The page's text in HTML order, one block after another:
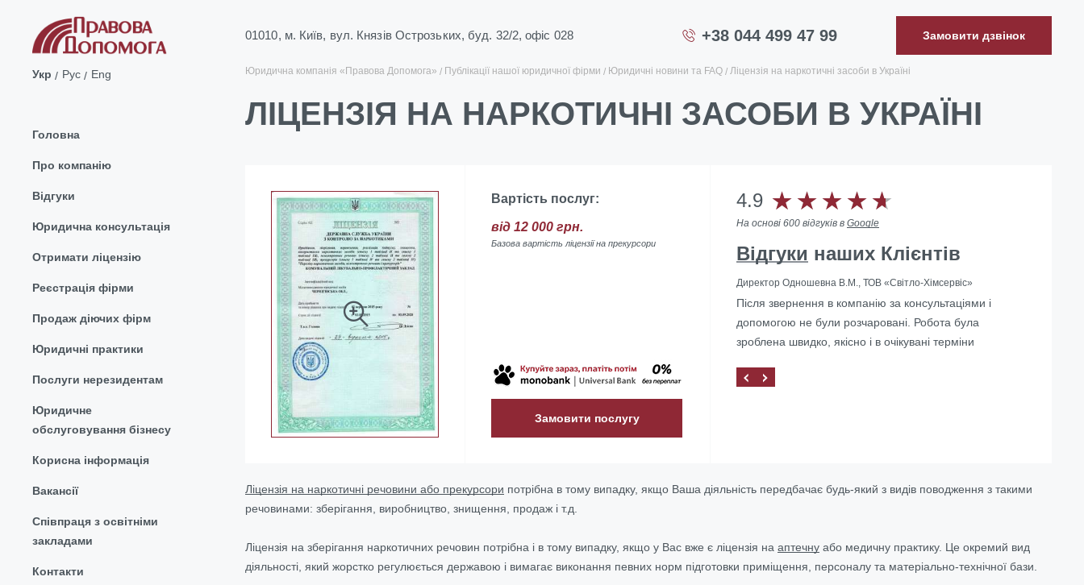
01010, м. Київ, вул. Князів Острозьких, буд. 32/2, офіс 028 +38 044 499 47 99 Замовити дзвінок
Укр Рус Eng
Головна
Про компанію
Відгуки
Юридична консультація
Отримати ліцензію
Реєстрація фірми
Продаж діючих фірм
Юридичні практики
Послуги нерезидентам
Юридичне
обслуговування бізнесу
Корисна інформація
Вакансії
Співпраця з освітніми
закладами
Контакти
Юридична компанія «Правова Допомога» Публікації нашої юридичної фірми Юридичні новини та FAQ Ліцензія на наркотичні засоби в Україні
ЛІЦЕНЗІЯ НА НАРКОТИЧНІ ЗАСОБИ В УКРАЇНІ
Вартість послуг:
від 12 000 грн.
Базова вартість ліцензії на прекурсори
Замовити послугу
4.9
На основі 600 відгуків в Google
Відгуки наших Клієнтів
Директор Одношевна В.М., ТОВ «Світло-Хімсервіс»
Після звернення в компанію за консультаціями і
допомогою не були розчаровані. Робота була
зроблена швидко, якісно і в очікувані терміни
Ліцензія на наркотичні речовини або прекурсори потрібна в тому випадку, якщо Ваша діяльність передбачає будь-який з видів поводження з такими
речовинами: зберігання, виробництво, знищення, продаж і т.д.
Ліцензія на зберігання наркотичних речовин потрібна і в тому випадку, якщо у Вас вже є ліцензія на аптечну або медичну практику. Це окремий вид
діяльності, який жорстко регулюється державою і вимагає виконання певних норм підготовки приміщення, персоналу та матеріально-технічної бази.